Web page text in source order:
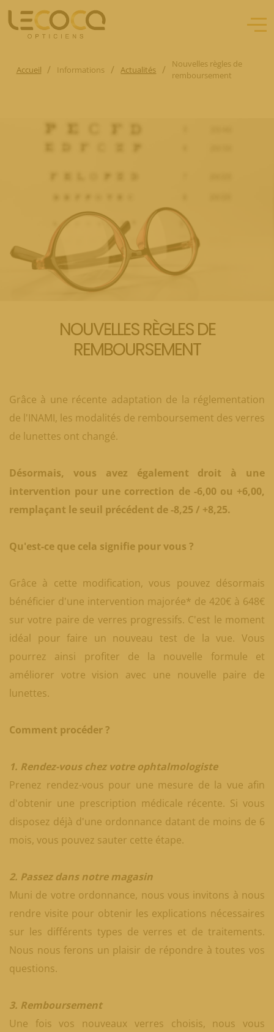
Accueil / Informations / Actualités /
Nouvelles règles de
remboursement
NOUVELLES RÈGLES DE
REMBOURSEMENT
Grâce à une récente adaptation de la réglementation
de l'INAMI, les modalités de remboursement des verres
de lunettes ont changé.
Désormais, vous avez également droit à une
intervention pour une correction de -6,00 ou +6,00,
remplaçant le seuil précédent de -8,25 / +8,25.
Qu'est-ce que cela signifie pour vous ?
Grâce à cette modification, vous pouvez désormais
bénéficier d'une intervention majorée* de 420€ à 648€
sur votre paire de verres progressifs. C'est le moment
idéal pour faire un nouveau test de la vue. Vous
pourrez ainsi profiter de la nouvelle formule et
améliorer votre vision avec une nouvelle paire de
lunettes.
Comment procéder ?
1. Rendez-vous chez votre ophtalmologiste
Prenez rendez-vous pour une mesure de la vue afin
d'obtenir une prescription médicale récente. Si vous
disposez déjà d'une ordonnance datant de moins de 6
mois, vous pouvez sauter cette étape.
2. Passez dans notre magasin
Muni de votre ordonnance, nous vous invitons à nous
rendre visite pour obtenir les explications nécessaires
sur les différents types de verres et de traitements.
Nous nous ferons un plaisir de répondre à toutes vos
questions.
3. Remboursement
Une fois vos nouveaux verres choisis, nous vous